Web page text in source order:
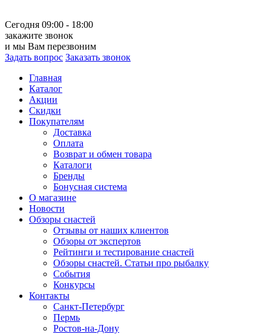
Сегодня 09:00 - 18:00
закажите звонок
и мы Вам перезвоним
Задать вопрос Заказать звонок
Главная
Каталог
Акции
Скидки
Покупателям
Доставка
Оплата
Возврат и обмен товара
Каталоги
Бренды
Бонусная система
О магазине
Новости
Обзоры снастей
Отзывы от наших клиентов
Обзоры от экспертов
Рейтинги и тестирование снастей
Обзоры снастей. Статьи про рыбалку
События
Конкурсы
Контакты
Санкт-Петербург
Пермь
Ростов-на-Дону